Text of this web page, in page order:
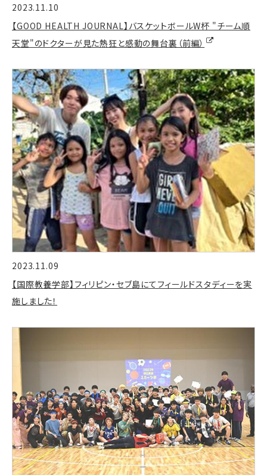
2023.11.10
【GOOD HEALTH JOURNAL】バスケットボールW杯 "チーム順
天堂"のドクターが見た熱狂と感動の舞台裏（前編）
2023.11.09
【国際教養学部】フィリピン・セブ島にてフィールドスタディーを実
施しました！